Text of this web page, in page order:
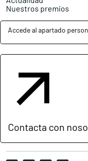
Nuestros premios
Accede al apartado
Contacta con